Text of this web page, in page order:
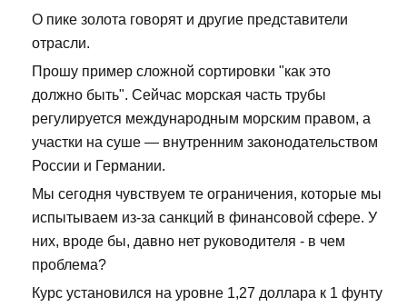
О пике золота говорят и другие представители
отрасли.
Прошу пример сложной сортировки "как это
должно быть". Сейчас морская часть трубы
регулируется международным морским правом, а
участки на суше — внутренним законодательством
России и Германии.
Мы сегодня чувствуем те ограничения, которые мы
испытываем из-за санкций в финансовой сфере. У
них, вроде бы, давно нет руководителя - в чем
проблема?
Курс установился на уровне 1,27 доллара к 1 фунту